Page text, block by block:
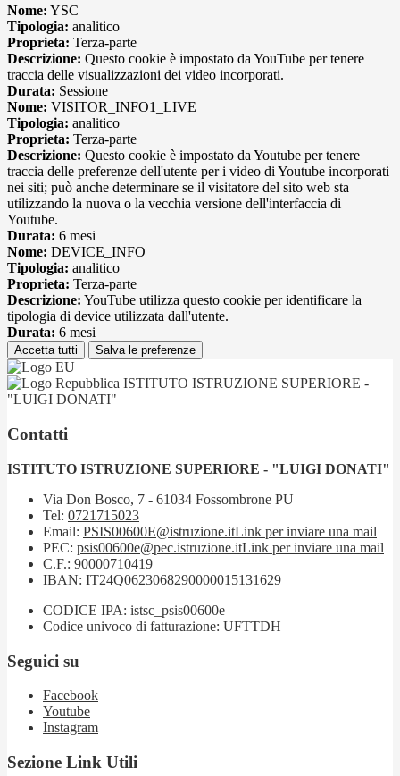
Nome: YSC
Tipologia: analitico
Proprieta: Terza-parte
Descrizione: Questo cookie è impostato da YouTube per tenere
traccia delle visualizzazioni dei video incorporati.
Durata: Sessione
Nome: VISITOR_INFO1_LIVE
Tipologia: analitico
Proprieta: Terza-parte
Descrizione: Questo cookie è impostato da Youtube per tenere
traccia delle preferenze dell'utente per i video di Youtube incorporati
nei siti; può anche determinare se il visitatore del sito web sta
utilizzando la nuova o la vecchia versione dell'interfaccia di
Youtube.
Durata: 6 mesi
Nome: DEVICE_INFO
Tipologia: analitico
Proprieta: Terza-parte
Descrizione: YouTube utilizza questo cookie per identificare la
tipologia di device utilizzata dall'utente.
Durata: 6 mesi
Accetta tutti Salva le preferenze
ISTITUTO ISTRUZIONE SUPERIORE -
"LUIGI DONATI"
Contatti
ISTITUTO ISTRUZIONE SUPERIORE - "LUIGI DONATI"
Via Don Bosco, 7 - 61034 Fossombrone PU
Tel: 0721715023
Email: PSIS00600E@istruzione.itLink per inviare una mail
PEC: psis00600e@pec.istruzione.itLink per inviare una mail
C.F.: 90000710419
IBAN: IT24Q0623068290000015131629
CODICE IPA: istsc_psis00600e
Codice univoco di fatturazione: UFTTDH
Seguici su
Facebook
Youtube
Instagram
Sezione Link Utili